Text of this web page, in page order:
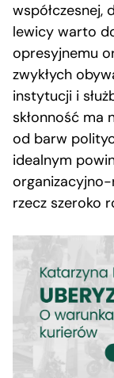
lewicy warto
opresyjnemu
zwykłych
instytucji i
skłonność ma
od barw
idealnym
organizacyjno-
rzecz szeroko